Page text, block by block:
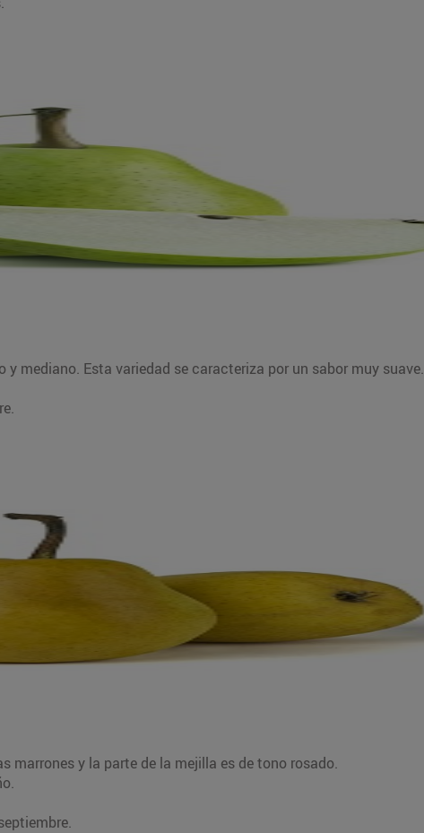
mediano. Esta variedad se caracteriza por un sabor muy suave.
marrones y la parte de la mejilla es de tono rosado.